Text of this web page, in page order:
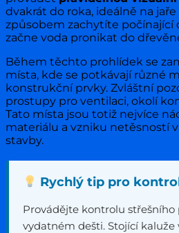
dvakrát do roka, ideálně na
způsobem zachytíte počínající
začne voda pronikat do
Během těchto prohlídek se
místa, kde se potkávají různé
konstrukční prvky. Zvláštní
prostupy pro ventilaci, okolí
Tato místa jsou totiž nejvíce
materiálu a vzniku netěsností
stavby.
Rychlý tip pro
Provádějte kontrolu střešního
vydatném dešti. Stojící